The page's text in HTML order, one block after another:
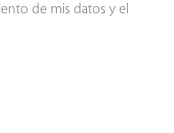
de mis datos y el